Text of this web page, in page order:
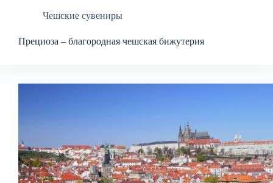
Чешские сувениры
Прециоза – благородная чешская бижутерия